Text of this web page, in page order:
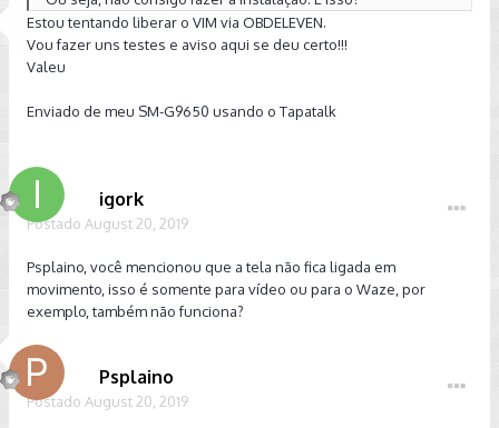
Estou tentando liberar o VIM via OBDELEVEN.
Vou fazer uns testes e aviso aqui se deu certo!!!
Valeu
Enviado de meu SM-G9650 usando o Tapatalk
igork
Postado August 20, 2019
Psplaino, você mencionou que a tela não fica ligada em
movimento, isso é somente para vídeo ou para o Waze, por
exemplo, também não funciona?
Psplaino
Postado August 20, 2019